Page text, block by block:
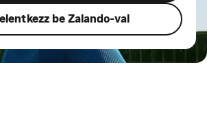
be Zalando-val